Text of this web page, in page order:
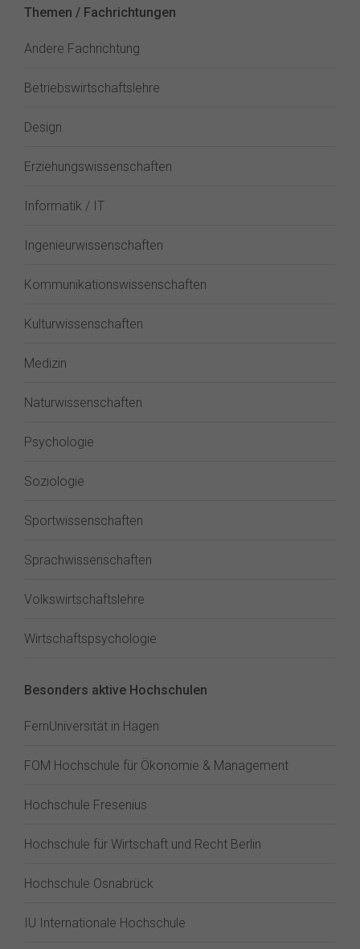
Themen / Fachrichtungen
Andere Fachrichtung
Betriebswirtschaftslehre
Design
Erziehungswissenschaften
Informatik / IT
Ingenieurwissenschaften
Kommunikationswissenschaften
Kulturwissenschaften
Medizin
Naturwissenschaften
Psychologie
Soziologie
Sportwissenschaften
Sprachwissenschaften
Volkswirtschaftslehre
Wirtschaftspsychologie
Besonders aktive Hochschulen
FernUniversität in Hagen
FOM Hochschule für Ökonomie & Management
Hochschule Fresenius
Hochschule für Wirtschaft und Recht Berlin
Hochschule Osnabrück
IU Internationale Hochschule